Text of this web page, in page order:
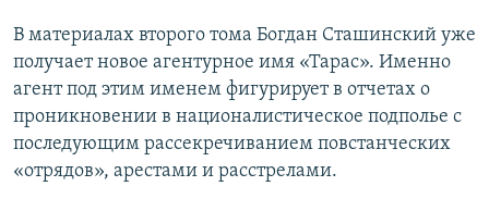
В материалах второго тома Богдан Сташинский уже
получает новое агентурное имя «Тарас». Именно
агент под этим именем фигурирует в отчетах о
проникновении в националистическое подполье с
последующим рассекречиванием повстанческих
«отрядов», арестами и расстрелами.